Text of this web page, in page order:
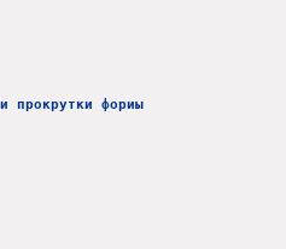
прокрутки фориы